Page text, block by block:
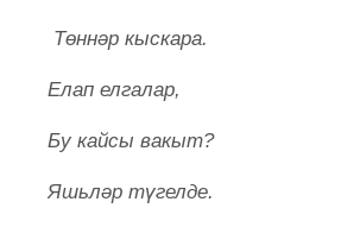
Төннәр кыскара.
Елап елгалар,
Бу кайсы вакыт?
Яшьләр түгелде.